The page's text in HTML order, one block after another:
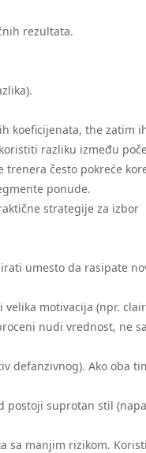
rezultata.
koeficijenata, the zatim
razliku između
često pokreće
ponude.
strategije za izbor
umesto da rasipate
motivacija (npr.
nudi vrednost, ne
defanzivnog). Ako oba
postoji suprotan stil
sa manjim rizikom.